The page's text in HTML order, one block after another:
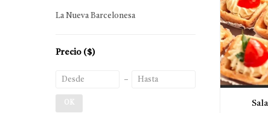
La Nueva Barcelonesa
Precio ($)
OK